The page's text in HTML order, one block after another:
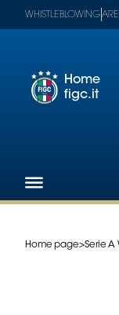
Nazionali
WHISTLEBLOWING
Home
figc.it
Home page>Serie A